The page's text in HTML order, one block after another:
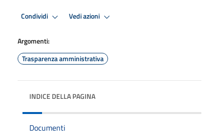
Condividi Vedi azioni
Argomenti:
Trasparenza amministrativa
INDICE DELLA PAGINA
Documenti